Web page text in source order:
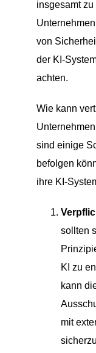
insgesamt
von
der KI-
achten.
Wie kann
sind einige
befolgen
ihre KI-
sollten
KI zu
kann
mit